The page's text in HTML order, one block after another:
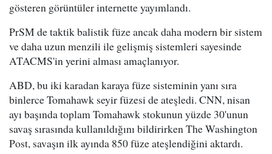
gösteren görüntüler internette yayımlandı.
PrSM de taktik balistik füze ancak daha modern bir sistem
ve daha uzun menzili ile gelişmiş sistemleri sayesinde
ATACMS'in yerini alması amaçlanıyor.
ABD, bu iki karadan karaya füze sisteminin yanı sıra
binlerce Tomahawk seyir füzesi de ateşledi. CNN, nisan
ayı başında toplam Tomahawk stokunun yüzde 30'unun
savaş sırasında kullanıldığını bildirirken The Washington
Post, savaşın ilk ayında 850 füze ateşlendiğini aktardı.